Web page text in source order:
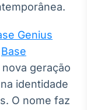
Genius
Base
geração
identidade
O nome faz